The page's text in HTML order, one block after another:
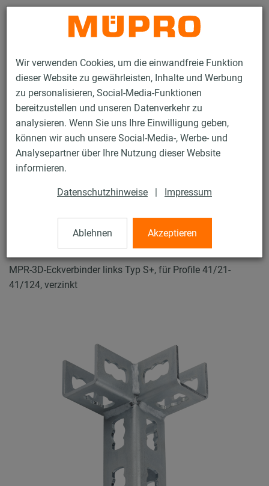
Wir verwenden Cookies, um die einwandfreie Funktion
dieser Website zu gewährleisten, Inhalte und Werbung
zu personalisieren, Social-Media-Funktionen
bereitzustellen und unseren Datenverkehr zu
analysieren. Wenn Sie uns Ihre Einwilligung geben,
können wir auch unsere Social-Media-, Werbe- und
Analysepartner über Ihre Nutzung dieser Website
informieren.
Datenschutzhinweise | Impressum
Ablehnen Akzeptieren
Kontakt
Produkte Befestigungstechnik
Lüftungsbefestigung
Installationsschienen für die Lüftungsbefestigung
MPR-Systemschienen (leichter bis mittlerer Lastbereich)
MPR-3D-Verbinder Typ S+
41 / 72
MPR-3D-Verbinder Typ S+
MPR-3D-Eckverbinder links Typ S+, für Profile 41/21-
41/124, verzinkt